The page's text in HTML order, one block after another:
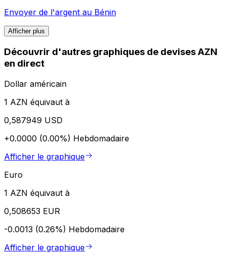
Envoyer de l'argent au Bénin
Afficher plus
Découvrir d'autres graphiques de devises AZN
en direct
Dollar américain
1 AZN équivaut à
0,587949 USD
+0.0000 (0.00%) Hebdomadaire
Afficher le graphique
Euro
1 AZN équivaut à
0,508653 EUR
-0.0013 (0.26%) Hebdomadaire
Afficher le graphique